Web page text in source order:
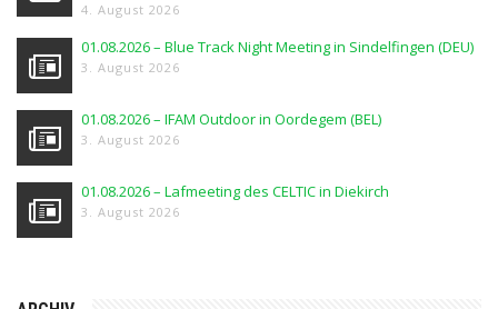
4. August 2026
01.08.2026 – Blue Track Night Meeting in Sindelfingen (DEU)
3. August 2026
01.08.2026 – IFAM Outdoor in Oordegem (BEL)
3. August 2026
01.08.2026 – Lafmeeting des CELTIC in Diekirch
3. August 2026